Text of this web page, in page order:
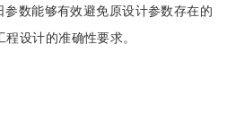
数能够有效避免原设计参数存在的
设计的准确性要求。